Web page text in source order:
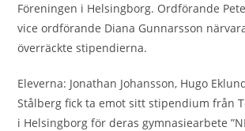
Föreningen i Helsingborg. Ordförande
vice ordförande Diana Gunnarsson
överräckte stipendierna.
Eleverna: Jonathan Johansson, Hugo
Stålberg fick ta emot sitt stipendium från
i Helsingborg för deras gymnasiearbete